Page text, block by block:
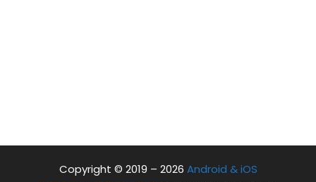
Copyright © 2019 – 2026 Android & iOS